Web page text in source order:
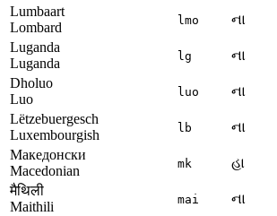
Lumbaart
Lombard
lmo ના
Luganda
Luganda
lg ના
Dholuo
Luo
luo ના
Lëtzebuergesch
Luxembourgish
lb ના
Македонски
Macedonian
mk હા
मैथिली
Maithili
mai ના